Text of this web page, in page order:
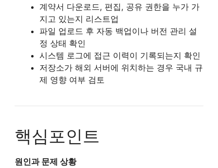
계약서 다운로드, 편집, 공유 권한을 누가 가
지고 있는지 리스트업
파일 업로드 후 자동 백업이나 버전 관리 설
정 상태 확인
시스템 로그에 접근 이력이 기록되는지 확인
저장소가 해외 서버에 위치하는 경우 국내 규
제 영향 여부 검토
핵심포인트
원인과 문제 상황